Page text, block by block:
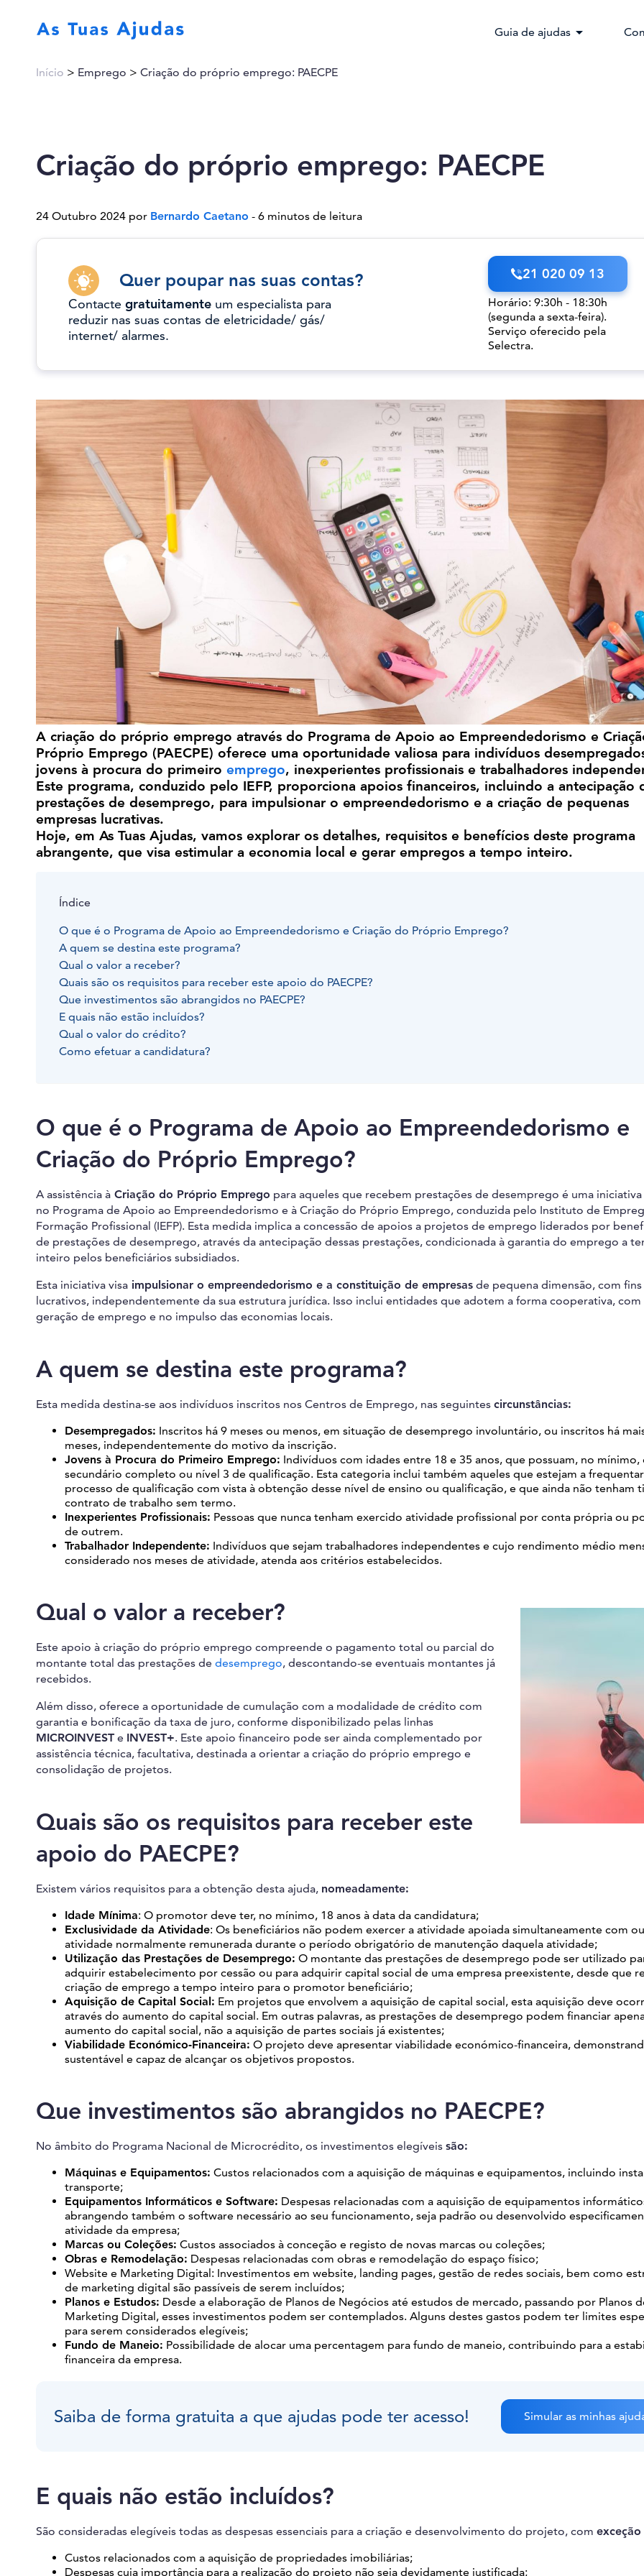
Guia de ajudas arrow_drop_down
Início > Emprego > Criação do próprio emprego: PAECPE
Criação do próprio emprego: PAECPE
24 Outubro 2024 por Bernardo Caetano - 6 minutos de leitura
Quer poupar nas suas contas?
Contacte gratuitamente um especialista para
reduzir nas suas contas de eletricidade/ gás/
internet/ alarmes.
21 020 09 13
Horário: 9:30h - 18:30h
(segunda a sexta-feira).
Serviço oferecido pela
Selectra.
A criação do próprio emprego através do Programa de Apoio ao Empreendedorismo e
Próprio Emprego (PAECPE) oferece uma oportunidade valiosa para indivíduos
jovens à procura do primeiro emprego, inexperientes profissionais e trabalhadores
Este programa, conduzido pelo IEFP, proporciona apoios financeiros, incluindo a antecipação
prestações de desemprego, para impulsionar o empreendedorismo e a criação de pequenas
empresas lucrativas.
Hoje, em As Tuas Ajudas, vamos explorar os detalhes, requisitos e benefícios deste programa
abrangente, que visa estimular a economia local e gerar empregos a tempo inteiro.
Índice
O que é o Programa de Apoio ao Empreendedorismo e Criação do Próprio Emprego?
A quem se destina este programa?
Qual o valor a receber?
Quais são os requisitos para receber este apoio do PAECPE?
Que investimentos são abrangidos no PAECPE?
E quais não estão incluídos?
Qual o valor do crédito?
Como efetuar a candidatura?
O que é o Programa de Apoio ao Empreendedorismo e
Criação do Próprio Emprego?
A assistência à Criação do Próprio Emprego para aqueles que recebem prestações de desemprego é uma
no Programa de Apoio ao Empreendedorismo e à Criação do Próprio Emprego, conduzida pelo Instituto de
Formação Profissional (IEFP). Esta medida implica a concessão de apoios a projetos de emprego liderados por
de prestações de desemprego, através da antecipação dessas prestações, condicionada à garantia do emprego a
inteiro pelos beneficiários subsidiados.
Esta iniciativa visa impulsionar o empreendedorismo e a constituição de empresas de pequena dimensão, com fins
lucrativos, independentemente da sua estrutura jurídica. Isso inclui entidades que adotem a forma cooperativa, com
geração de emprego e no impulso das economias locais.
A quem se destina este programa?
Esta medida destina-se aos indivíduos inscritos nos Centros de Emprego, nas seguintes circunstâncias:
Desempregados: Inscritos há 9 meses ou menos, em situação de desemprego involuntário, ou inscritos há
meses, independentemente do motivo da inscrição.
Jovens à Procura do Primeiro Emprego: Indivíduos com idades entre 18 e 35 anos, que possuam, no mínimo,
secundário completo ou nível 3 de qualificação. Esta categoria inclui também aqueles que estejam a
processo de qualificação com vista à obtenção desse nível de ensino ou qualificação, e que ainda não tenham
contrato de trabalho sem termo.
Inexperientes Profissionais: Pessoas que nunca tenham exercido atividade profissional por conta própria ou
de outrem.
Trabalhador Independente: Indivíduos que sejam trabalhadores independentes e cujo rendimento médio
considerado nos meses de atividade, atenda aos critérios estabelecidos.
Qual o valor a receber?
Este apoio à criação do próprio emprego compreende o pagamento total ou parcial do
montante total das prestações de desemprego, descontando-se eventuais montantes já
recebidos.
Além disso, oferece a oportunidade de cumulação com a modalidade de crédito com
garantia e bonificação da taxa de juro, conforme disponibilizado pelas linhas
MICROINVEST e INVEST+. Este apoio financeiro pode ser ainda complementado por
assistência técnica, facultativa, destinada a orientar a criação do próprio emprego e
consolidação de projetos.
Quais são os requisitos para receber este
apoio do PAECPE?
Existem vários requisitos para a obtenção desta ajuda, nomeadamente:
Idade Mínima: O promotor deve ter, no mínimo, 18 anos à data da candidatura;
Exclusividade da Atividade: Os beneficiários não podem exercer a atividade apoiada simultaneamente com
atividade normalmente remunerada durante o período obrigatório de manutenção daquela atividade;
Utilização das Prestações de Desemprego: O montante das prestações de desemprego pode ser utilizado
adquirir estabelecimento por cessão ou para adquirir capital social de uma empresa preexistente, desde que
criação de emprego a tempo inteiro para o promotor beneficiário;
Aquisição de Capital Social: Em projetos que envolvem a aquisição de capital social, esta aquisição deve
através do aumento do capital social. Em outras palavras, as prestações de desemprego podem financiar
aumento do capital social, não a aquisição de partes sociais já existentes;
Viabilidade Económico-Financeira: O projeto deve apresentar viabilidade económico-financeira,
sustentável e capaz de alcançar os objetivos propostos.
Que investimentos são abrangidos no PAECPE?
No âmbito do Programa Nacional de Microcrédito, os investimentos elegíveis são:
Máquinas e Equipamentos: Custos relacionados com a aquisição de máquinas e equipamentos, incluindo
transporte;
Equipamentos Informáticos e Software: Despesas relacionadas com a aquisição de equipamentos
abrangendo também o software necessário ao seu funcionamento, seja padrão ou desenvolvido
atividade da empresa;
Marcas ou Coleções: Custos associados à conceção e registo de novas marcas ou coleções;
Obras e Remodelação: Despesas relacionadas com obras e remodelação do espaço físico;
Website e Marketing Digital: Investimentos em website, landing pages, gestão de redes sociais, bem como
de marketing digital são passíveis de serem incluídos;
Planos e Estudos: Desde a elaboração de Planos de Negócios até estudos de mercado, passando por Planos
Marketing Digital, esses investimentos podem ser contemplados. Alguns destes gastos podem ter limites
para serem considerados elegíveis;
Fundo de Maneio: Possibilidade de alocar uma percentagem para fundo de maneio, contribuindo para a
financeira da empresa.
Saiba de forma gratuita a que ajudas pode ter acesso! Simular as minhas
E quais não estão incluídos?
São consideradas elegíveis todas as despesas essenciais para a criação e desenvolvimento do projeto, com
Custos relacionados com a aquisição de propriedades imobiliárias;
Despesas cuja importância para a realização do projeto não seja devidamente justificada;